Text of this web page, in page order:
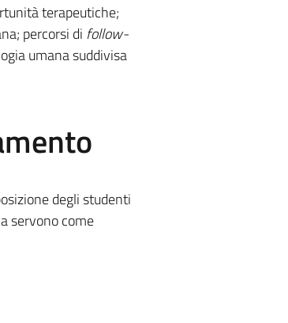
terapeutiche;
percorsi di follow-
umana suddivisa
degli studenti
servono come